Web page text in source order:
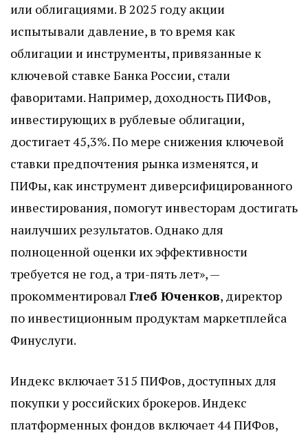
или облигациями. В 2025 году акции
испытывали давление, в то время как
облигации и инструменты, привязанные к
ключевой ставке Банка России, стали
фаворитами. Например, доходность ПИФов,
инвестирующих в рублевые облигации,
достигает 45,3%. По мере снижения ключевой
ставки предпочтения рынка изменятся, и
ПИФы, как инструмент диверсифицированного
инвестирования, помогут инвесторам достигать
наилучших результатов. Однако для
полноценной оценки их эффективности
требуется не год, а три-пять лет», —
прокомментировал Глеб Юченков, директор
по инвестиционным продуктам маркетплейса
Финуслуги.
Индекс включает 315 ПИФов, доступных для
покупки у российских брокеров. Индекс
платформенных фондов включает 44 ПИФов,